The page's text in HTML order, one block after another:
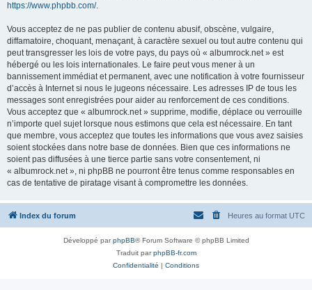
https://www.phpbb.com/.
Vous acceptez de ne pas publier de contenu abusif, obscène, vulgaire,
diffamatoire, choquant, menaçant, à caractère sexuel ou tout autre contenu qui
peut transgresser les lois de votre pays, du pays où « albumrock.net » est
hébergé ou les lois internationales. Le faire peut vous mener à un
bannissement immédiat et permanent, avec une notification à votre fournisseur
d’accès à Internet si nous le jugeons nécessaire. Les adresses IP de tous les
messages sont enregistrées pour aider au renforcement de ces conditions.
Vous acceptez que « albumrock.net » supprime, modifie, déplace ou verrouille
n’importe quel sujet lorsque nous estimons que cela est nécessaire. En tant
que membre, vous acceptez que toutes les informations que vous avez saisies
soient stockées dans notre base de données. Bien que ces informations ne
soient pas diffusées à une tierce partie sans votre consentement, ni
« albumrock.net », ni phpBB ne pourront être tenus comme responsables en
cas de tentative de piratage visant à compromettre les données.
Index du forum Heures au format UTC
Développé parphpBB® Forum Software © phpBB Limited
Traduit parphpBB-fr.com
Confidentialité | Conditions